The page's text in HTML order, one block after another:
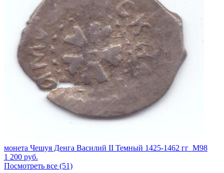
монета Чешуя Денга Василий II Темный 1425-1462 гг_М98
1 200 руб.
Посмотреть все (51)